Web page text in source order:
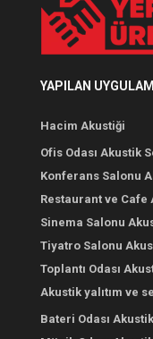
YAPILAN
Hacim Akustiği
Ofis Odası Akustik
Konferans Salonu
Restaurant ve Cafe
Sinema Salonu
Tiyatro Salonu
Toplantı Odası
Akustik yalıtım ve
Bateri Odası Akustik